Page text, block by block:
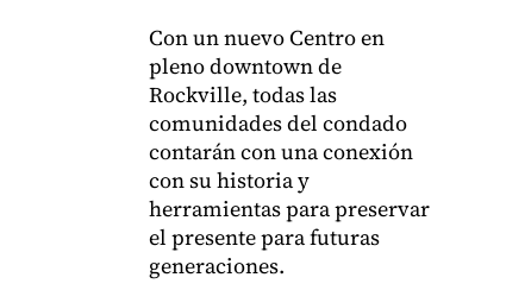
Con un nuevo Centro en
pleno downtown de
Rockville, todas las
comunidades del condado
contarán con una conexión
con su historia y
herramientas para preservar
el presente para futuras
generaciones.